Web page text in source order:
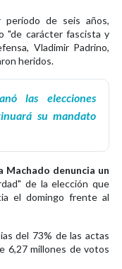
período de seis años,
"de carácter fascista y
Vladimir Padrino,
heridos.
las elecciones
su mandato
Machado denuncia un
de la elección que
el domingo frente al
del 73% de las actas
6,27 millones de votos